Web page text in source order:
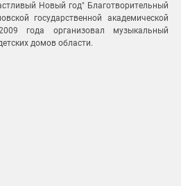
Новый год" Благотворительный
государственной академической
года организовал музыкальный
домов области.